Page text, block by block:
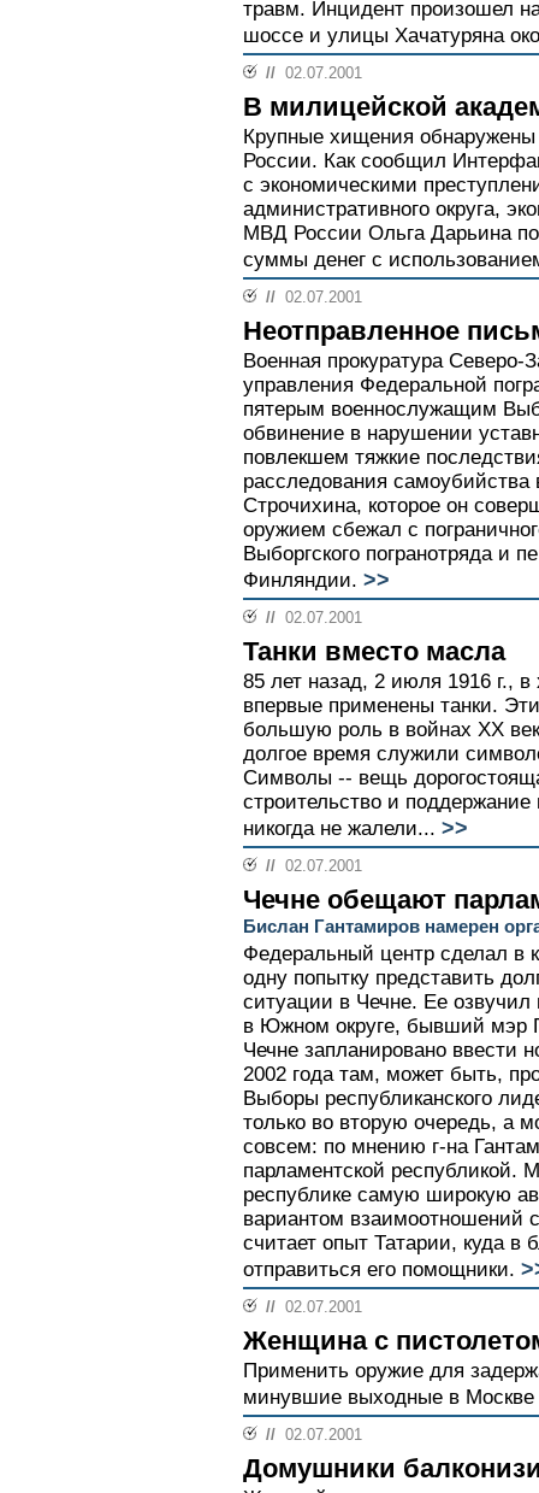
травм. Инцидент произошел
шоссе и улицы Хачатуряна
// 02.07.2001
В милицейской
Крупные хищения
России. Как сообщил
с экономическими
административного округа,
МВД России Ольга Дарьина
суммы денег с
// 02.07.2001
Неотправленное
Военная прокуратура Северо-
управления Федеральной
пятерым военнослужащим
обвинение в нарушении
повлекшем тяжкие
расследования самоубийства
Строчихина, которое он
оружием сбежал с
Выборгского погранотряда и
Финляндии. >>
// 02.07.2001
Танки вместо масла
85 лет назад, 2 июля 1916 г.,
впервые применены танки.
большую роль в войнах ХХ
долгое время служили
Символы -- вещь
строительство и
никогда не жалели... >>
// 02.07.2001
Чечне обещают
Бислан Гантамиров намерен
Федеральный центр сделал в
одну попытку представить
ситуации в Чечне. Ее
в Южном округе, бывший мэр
Чечне запланировано ввести
2002 года там, может быть,
Выборы республиканского
только во вторую очередь, а
совсем: по мнению г-на
парламентской республикой.
республике самую широкую
вариантом взаимоотношений
считает опыт Татарии, куда
отправиться его помощники.
// 02.07.2001
Женщина с
Применить оружие для
минувшие выходные в
// 02.07.2001
Домушники